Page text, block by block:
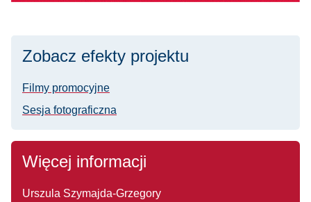
Zobacz efekty projektu
Filmy promocyjne
Sesja fotograficzna
Więcej informacji
Urszula Szymajda-Grzegory